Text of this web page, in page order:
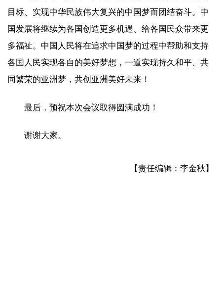
目标、实现中华民族伟大复兴的中国梦而团结奋斗。中
国发展将继续为各国创造更多机遇、给各国民众带来更
多福祉。中国人民将在追求中国梦的过程中帮助和支持
各国人民实现各自的美好梦想，一道实现持久和平、共
同繁荣的亚洲梦，共创亚洲美好未来！
最后，预祝本次会议取得圆满成功！
谢谢大家。
【责任编辑：李金秋】